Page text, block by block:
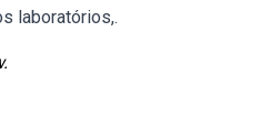
laboratórios,.